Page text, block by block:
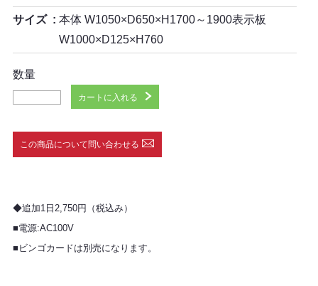
サイズ
本体 W1050×D650×H1700～1900表示板
W1000×D125×H760
数量
カートに入れる
この商品について問い合わせる
◆追加1日2,750円（税込み）
■電源:AC100V
■ビンゴカードは別売になります。